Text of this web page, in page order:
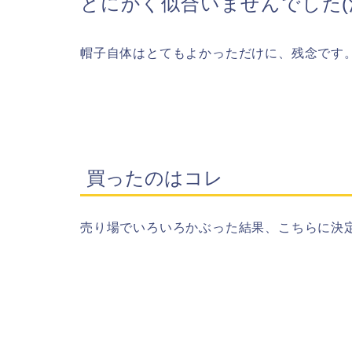
帽子自体はとてもよかっただけに、残念です。
買ったのはコレ
売り場でいろいろかぶった結果、こちらに決